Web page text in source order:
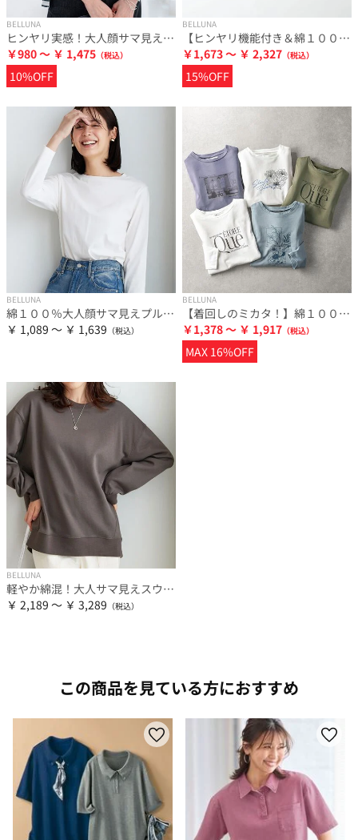
BELLUNA
ヒンヤリ実感！大人顔サマ見えゆったりＴシャツ
￥980 ～ ￥ 1,475
10%OFF
BELLUNA
【ヒンヤリ機能付き＆綿１００％】サマ見えポロチュニック
￥1,673 ～ ￥ 2,327
15%OFF
BELLUNA
綿１００％大人顔サマ見えプルオーバー
￥ 1,089 ～ ￥ 1,639
BELLUNA
【着回しのミカタ！】綿１００％大人顔サマ見えプリントロンＴ
￥1,378 ～ ￥ 1,917
MAX 16%OFF
BELLUNA
軽やか綿混！大人サマ見えスウェット
￥ 2,189 ～ ￥ 3,289
この商品を見ている方におすすめ